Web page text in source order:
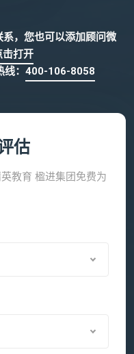
，您也可以添加顾问微
击打开
： 400-106-8058
估
教育 楹进集团免费为